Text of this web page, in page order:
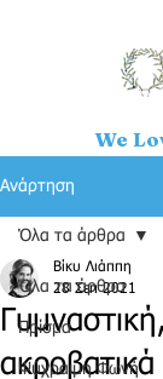
We
Ανάρτηση
Όλα τα άρθρα
Πρίσμα
Ψύχραιμη Φωνή
Όλα τα άρθρα
Βίκυ Λιάππη
28 Σεπ 2021